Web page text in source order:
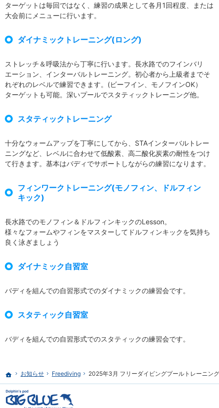
ターゲットは毎回ではなく、練習の成果として各月1回程度、または
大会前にメニューに行います。
ダイナミックトレーニング(ロング)
ストレッチ＆呼吸法から丁寧に行います。長水路でのフインバリ
エーション、インターバルトレーニング。初心者から上級者までそ
れぞれのレベルで練習できます。(ビーフイン、モノフインOK）
ターゲットも可能。深いプールでスタティックトレーニング他。
スタティックトレーニング
十分なウォームアップを丁寧にしてから、STAインターバルトレー
ニングなど、レベルに合わせて低酸素、高二酸化炭素の耐性をつけ
て行きます。基本はバディでサポートしながらの練習になります。
フィンワークトレーニング(モノフィン、ドルフィン
キック)
長水路でのモノフィン＆ドルフィンキックのLesson。
様々なフォームやフィンをマスターしてドルフィンキックを気持ち
良く泳ぎましょう
ダイナミック自習室
バディを組んでの自習形式でのダイナミックの練習会です。
スタティック自習室
バディを組んでの自習形式でのスタティックの練習会です。
ホーム
お知らせ Freediving 2025年3月 フリーダイビングプールトレーニング